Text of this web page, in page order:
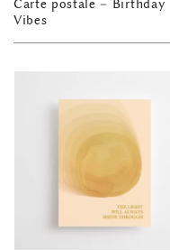
Carte postale – Birthday
Vibes